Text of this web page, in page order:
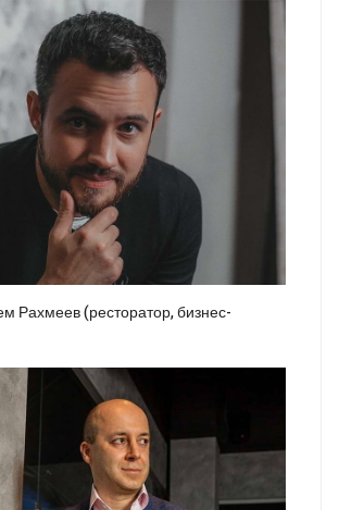
Рахмеев (ресторатор, бизнес-